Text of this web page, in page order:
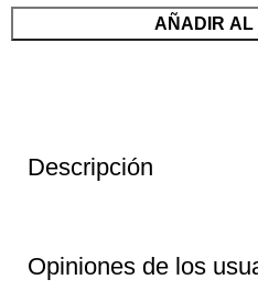
AÑADIR AL
Descripción
Opiniones de los